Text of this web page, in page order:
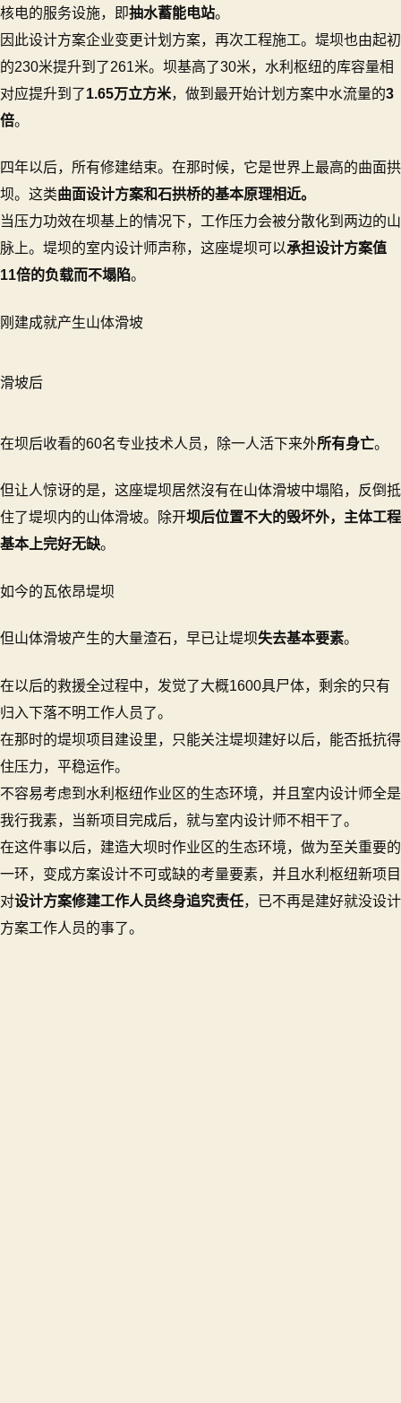
核电的服务设施，即抽水蓄能电站。
因此设计方案企业变更计划方案，再次工程施工。堤坝也由起初
的230米提升到了261米。坝基高了30米，水利枢纽的库容量相
对应提升到了1.65万立方米，做到最开始计划方案中水流量的3
倍。
四年以后，所有修建结束。在那时候，它是世界上最高的曲面拱
坝。这类曲面设计方案和石拱桥的基本原理相近。
当压力功效在坝基上的情况下，工作压力会被分散化到两边的山
脉上。堤坝的室内设计师声称，这座堤坝可以承担设计方案值
11倍的负载而不塌陷。
刚建成就产生山体滑坡
滑坡后
在坝后收看的60名专业技术人员，除一人活下来外所有身亡。
但让人惊讶的是，这座堤坝居然沒有在山体滑坡中塌陷，反倒抵
住了堤坝内的山体滑坡。除开坝后位置不大的毁坏外，主体工程
基本上完好无缺。
如今的瓦依昂堤坝
但山体滑坡产生的大量渣石，早已让堤坝失去基本要素。
在以后的救援全过程中，发觉了大概1600具尸体，剩余的只有
归入下落不明工作人员了。
在那时的堤坝项目建设里，只能关注堤坝建好以后，能否抵抗得
住压力，平稳运作。
不容易考虑到水利枢纽作业区的生态环境，并且室内设计师全是
我行我素，当新项目完成后，就与室内设计师不相干了。
在这件事以后，建造大坝时作业区的生态环境，做为至关重要的
一环，变成方案设计不可或缺的考量要素，并且水利枢纽新项目
对设计方案修建工作人员终身追究责任，已不再是建好就没设计
方案工作人员的事了。